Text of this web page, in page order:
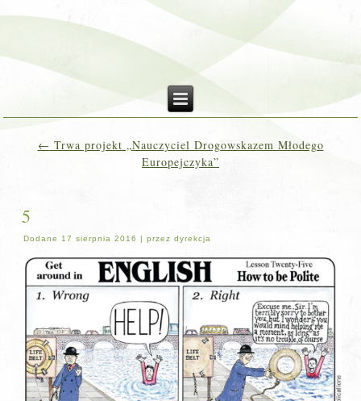
← Trwa projekt „Nauczyciel Drogowskazem Młodego
Europejczyka”
5
Dodane 17 sierpnia 2016 |przez dyrekcja